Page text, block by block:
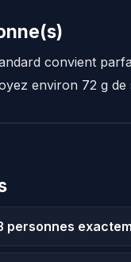
convient
environ 72 g de
personnes